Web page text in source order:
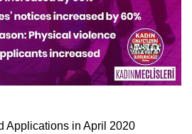
Applications in April 2020